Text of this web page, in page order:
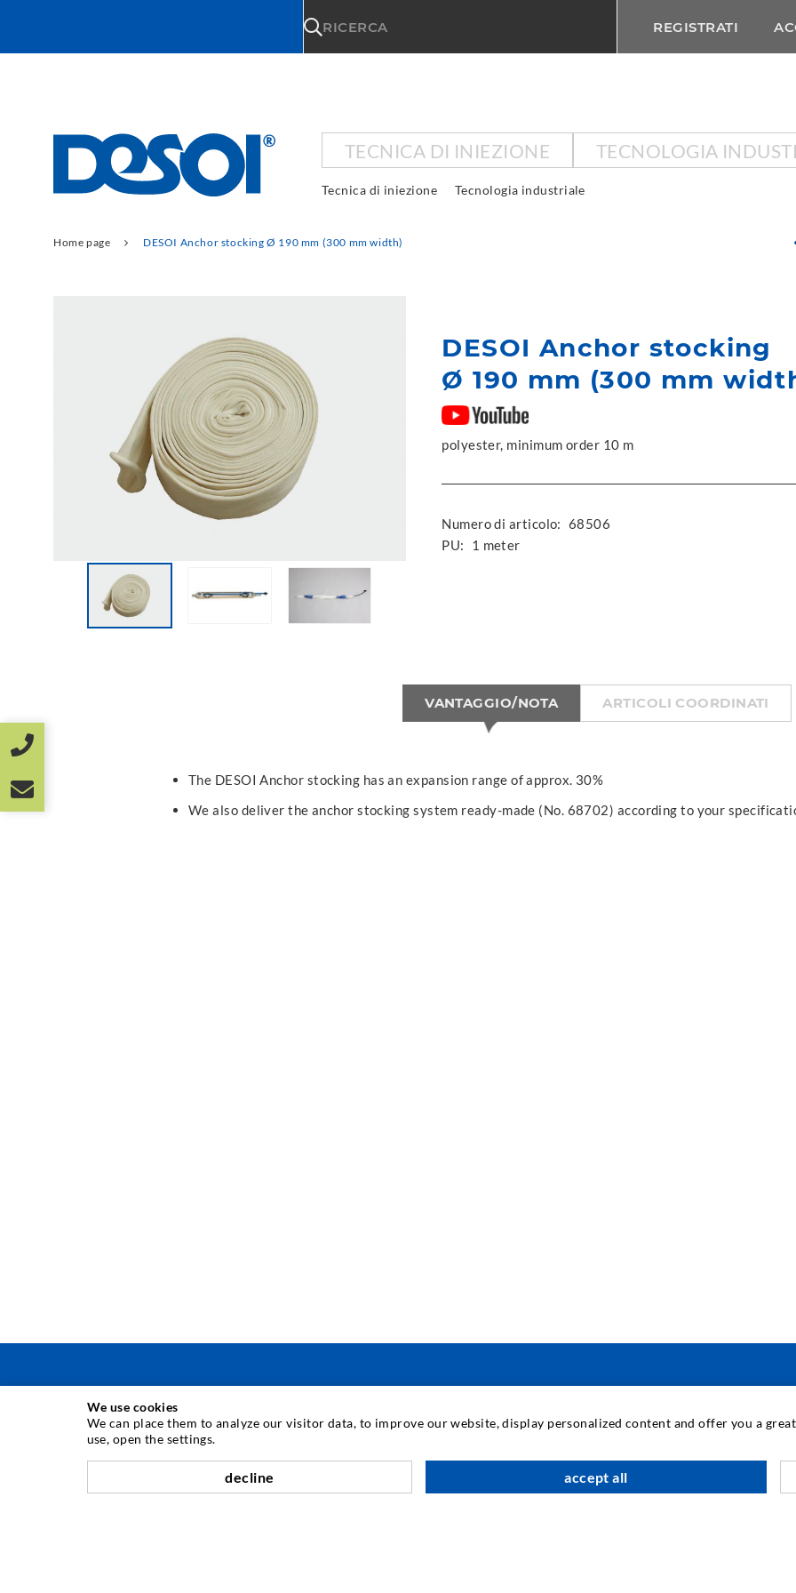
RICERCA REGISTRATI
TECNICA DI INIEZIONE TECNOLOGIA
Tecnica di iniezione Tecnologia industriale
Home page DESOI Anchor stocking Ø 190 mm (300 mm width)
DESOI Anchor stocking
Ø 190 mm (300 mm
polyester, minimum order 10 m
Numero di articolo: 68506
PU:
1 meter
VANTAGGIO/NOTA ARTICOLI COORDINATI
The DESOI Anchor stocking has an expansion range of approx. 30%
We also deliver the anchor stocking system ready-made (No. 68702) according to your
TECNICA DI INIEZIONE
Iniezione di crepe
Barriera orizzontale
TECNOLOGIA INDUSTRIALE
We use cookies
We can place them to analyze our visitor data, to improve our website, display personalized content and offer you a
use, open the settings.
decline accept all